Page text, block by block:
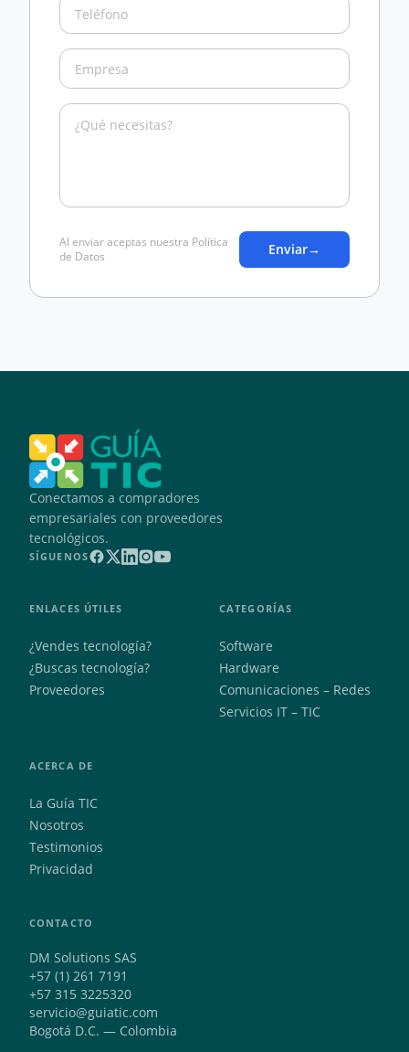
Al enviar aceptas nuestra Política
de Datos
Enviar→
Conectamos a compradores
empresariales con proveedores
tecnológicos.
SÍGUENOS
ENLACES ÚTILES
¿Vendes tecnología?
¿Buscas tecnología?
Proveedores
CATEGORÍAS
Software
Hardware
Comunicaciones – Redes
Servicios IT – TIC
ACERCA DE
La Guía TIC
Nosotros
Testimonios
Privacidad
CONTACTO
DM Solutions SAS
+57 (1) 261 7191
+57 315 3225320
servicio@guiatic.com
Bogotá D.C. — Colombia